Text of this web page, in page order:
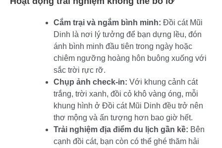
Cắm trại và ngắm bình minh: Đồi cát Mũi
Dinh là nơi lý tưởng để bạn dựng lều, đón
ánh bình minh đầu tiên trong ngày hoặc
chiêm ngưỡng hoàng hôn buông xuống với
sắc trời rực rỡ.
Chụp ảnh check-in: Với khung cảnh cát
trắng, trời xanh, đồi cỏ khô vàng óng, mỗi
khung hình ở Đồi cát Mũi Dinh đều trở nên
thơ mộng và ấn tượng hơn bao giờ hết.
Trải nghiệm địa điểm du lịch gần kề: Bên
cạnh đồi cát, bạn còn có thể ghé thăm hải